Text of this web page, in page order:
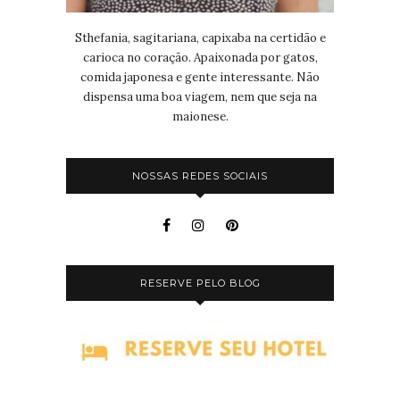
Sthefania, sagitariana, capixaba na certidão e
carioca no coração. Apaixonada por gatos,
comida japonesa e gente interessante. Não
dispensa uma boa viagem, nem que seja na
maionese.
NOSSAS REDES SOCIAIS
RESERVE PELO BLOG